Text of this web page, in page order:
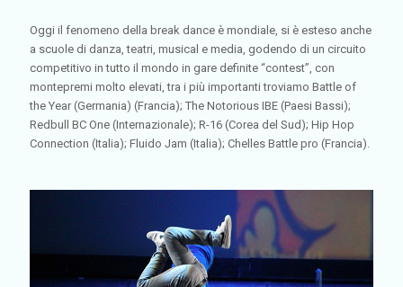
Oggi il fenomeno della break dance è mondiale, si è esteso anche
a scuole di danza, teatri, musical e media, godendo di un circuito
competitivo in tutto il mondo in gare definite “contest”, con
montepremi molto elevati, tra i più importanti troviamo Battle of
the Year (Germania) (Francia); The Notorious IBE (Paesi Bassi);
Redbull BC One (Internazionale); R-16 (Corea del Sud); Hip Hop
Connection (Italia); Fluido Jam (Italia); Chelles Battle pro (Francia).